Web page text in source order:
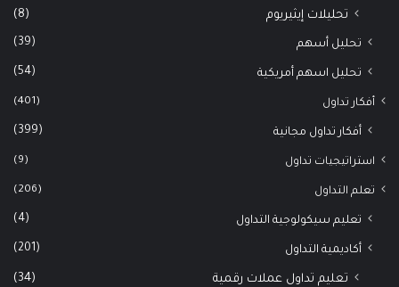
تحليلات إيثيريوم (8)
تحليل أسهم (39)
تحليل اسهم أمريكية (54)
أفكار تداول (401)
أفكار تداول مجانية (399)
استراتيجيات تداول (9)
تعلم التداول (206)
تعليم سيكولوجية التداول (4)
أكاديمية التداول (201)
تعليم تداول عملات رقمية (34)